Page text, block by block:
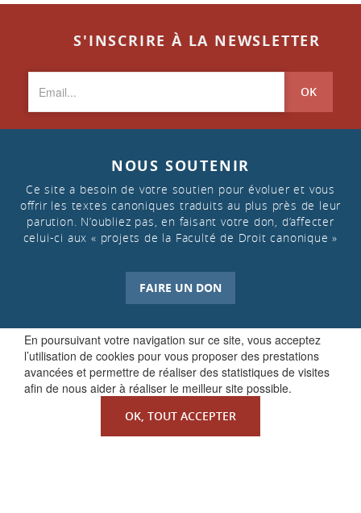
En poursuivant votre navigation sur ce site, vous acceptez
l’utilisation de cookies pour vous proposer des prestations
avancées et permettre de réaliser des statistiques de visites
afin de nous aider à réaliser le meilleur site possible.
OK, TOUT ACCEPTER
S'INSCRIRE À LA NEWSLETTER
OK
NOUS SOUTENIR
Ce site a besoin de votre soutien pour évoluer et vous
offrir les textes canoniques traduits au plus près de leur
parution. N’oubliez pas, en faisant votre don, d’affecter
celui-ci aux « projets de la Faculté de Droit canonique »
FAIRE UN DON